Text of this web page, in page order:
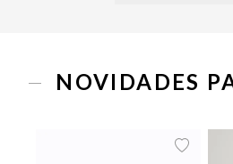
NOVIDADES